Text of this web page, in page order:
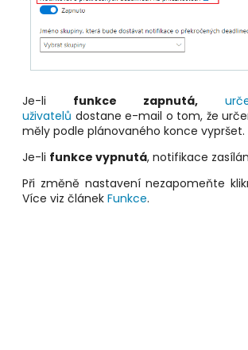
Je-li funkce zapnutá,
uživatelů dostane e-mail o tom, že
měly podle plánovaného konce vypršet.
Je-li funkce vypnutá, notifikace
Při změně nastavení nezapomeňte
Více viz článek Funkce.